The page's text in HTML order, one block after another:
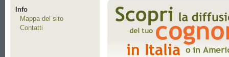
Info
Mappa del sito
Contatti